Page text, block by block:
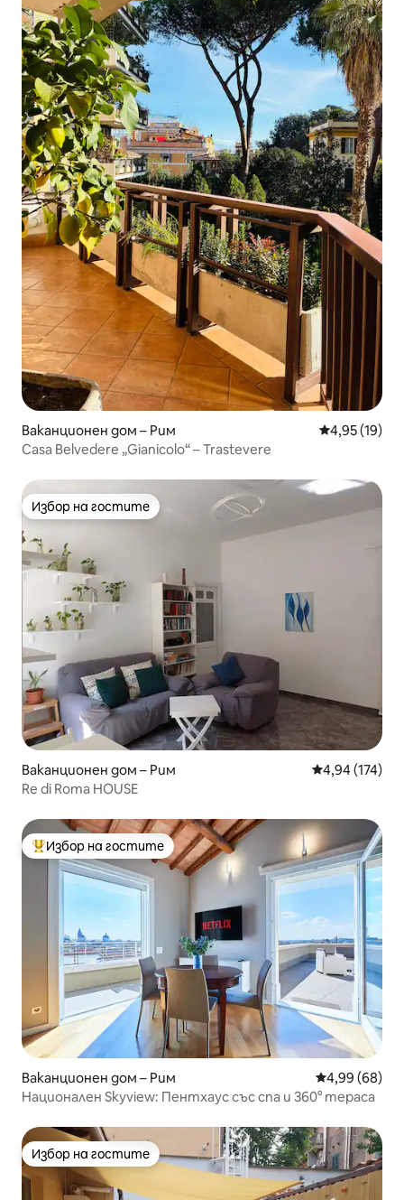
Ваканционен дом – Рим Средна
4,95 (19)
Casa Belvedere „Gianicolo“ – Trastevere
Избор на гостите
Избор на гостите
Ваканционен дом – Рим Средна
4,94 (174)
Re di Roma HOUSE
Най-популярен избор на гостите
Избор на гостите
Ваканционен дом – Рим Средна
4,99 (68)
Национален Skyview: Пентхаус със спа и 360° тераса
Избор на гостите
Избор на гостите